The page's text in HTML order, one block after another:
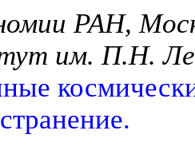
РАН,
им. П.Н.